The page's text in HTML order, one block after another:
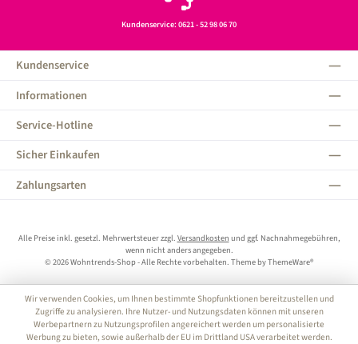
Kundenservice: 0621 - 52 98 06 70
Kundenservice
Informationen
Service-Hotline
Sicher Einkaufen
Zahlungsarten
Alle Preise inkl. gesetzl. Mehrwertsteuer zzgl. Versandkosten und ggf. Nachnahmegebühren,
wenn nicht anders angegeben.
© 2026 Wohntrends-Shop - Alle Rechte vorbehalten. Theme byThemeWare®
Wir verwenden Cookies, um Ihnen bestimmte Shopfunktionen bereitzustellen und
Zugriffe zu analysieren. Ihre Nutzer- und Nutzungsdaten können mit unseren
Werbepartnern zu Nutzungsprofilen angereichert werden um personalisierte
Werbung zu bieten, sowie außerhalb der EU im Drittland USA verarbeitet werden.